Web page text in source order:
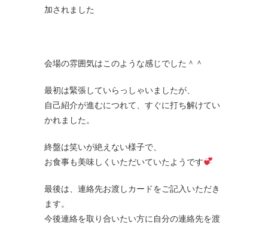
加されました
会場の雰囲気はこのような感じでした＾＾
最初は緊張していらっしゃいましたが、
自己紹介が進むにつれて、すぐに打ち解けてい
かれました。
終盤は笑いが絶えない様子で、
お食事も美味しくいただいていたようです
最後は、連絡先お渡しカードをご記入いただき
ます。
今後連絡を取り合いたい方に自分の連絡先を渡